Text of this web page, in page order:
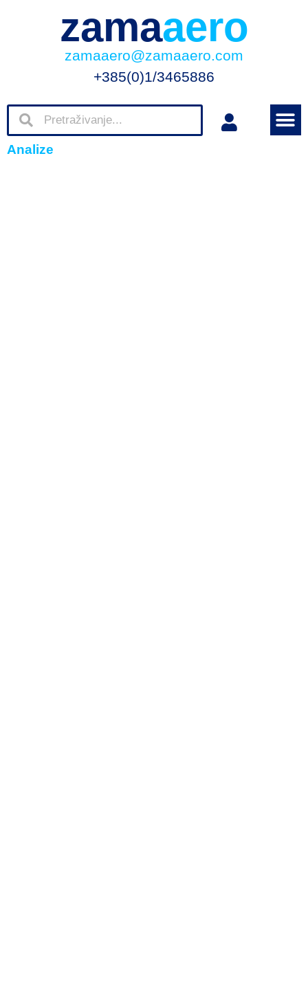
zamaaero
zamaaero@zamaaero.com
+385(0)1/3465886
Analize